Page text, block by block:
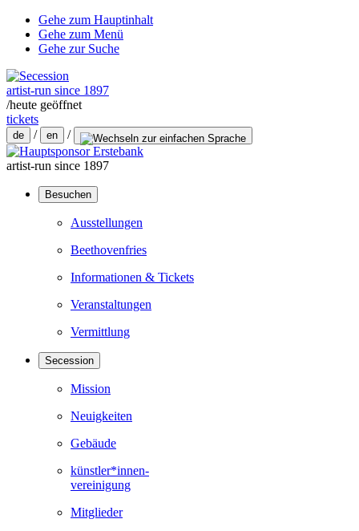
Gehe zum Hauptinhalt
Gehe zum Menü
Gehe zur Suche
artist-run since 1897
/heute geöffnet
tickets
de / en /
artist-run since 1897
Besuchen
Ausstellungen
Beethovenfries
Informationen & Tickets
Veranstaltungen
Vermittlung
Secession
Mission
Neuigkeiten
Gebäude
künstler*innen-
vereinigung
Mitglieder